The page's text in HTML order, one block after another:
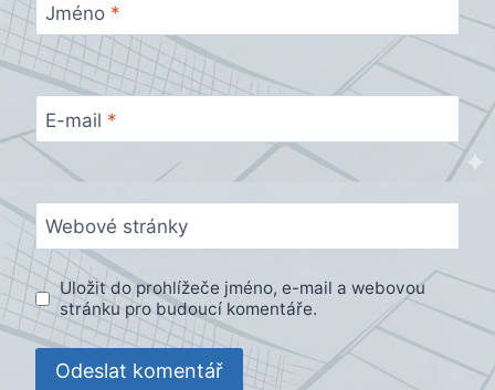
Jméno *
E-mail *
Webové stránky
Uložit do prohlížeče jméno, e-mail a webovou
stránku pro budoucí komentáře.